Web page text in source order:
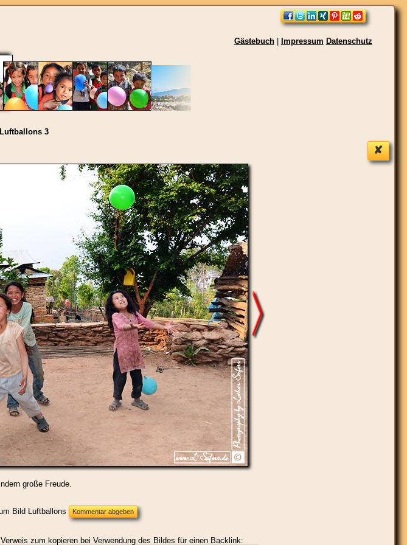
Gästebuch| Impressum Datenschutz
3
✘
große Freude.
Bild Luftballons
zum kopieren bei Verwendung des Bildes für einen Backlink: